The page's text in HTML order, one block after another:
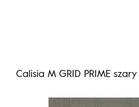
Calisia M GRID PRIME szary